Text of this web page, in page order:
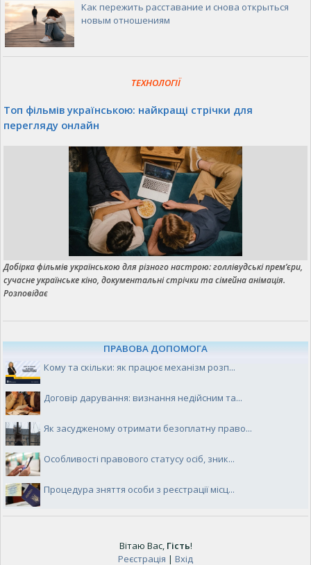
Как пережить расставание и снова открыться
новым отношениям
ТЕХНОЛОГІЇ
Топ фільмів українською: найкращі стрічки для
перегляду онлайн
Добірка фільмів українською для різного настрою: голлівудські прем’єри,
сучасне українське кіно, документальні стрічки та сімейна анімація.
Розповідає
ПРАВОВА ДОПОМОГА
Кому та скільки: як працює механізм розп...
Договір дарування: визнання недійсним та...
Як засудженому отримати безоплатну право...
Особливості правового статусу осіб, зник...
Процедура зняття особи з реєстрації місц...
Вітаю Вас, Гість!
Реєстрація | Вхід